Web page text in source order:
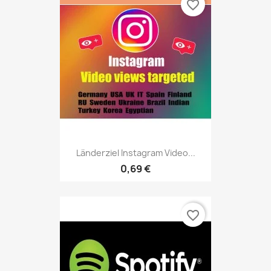
Länderziel Instagram Video...
0,69 €
favorite_border
favorite_border